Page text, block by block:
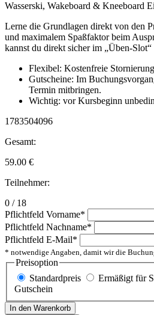
Wasserski, Wakeboard & Kneeboard
Lerne die Grundlagen direkt von den
und maximalem Spaßfaktor beim
kannst du direkt sicher im „Üben-Slot“
Flexibel: Kostenfreie
Gutscheine: Im
Termin mitbringen.
Wichtig: vor Kursbeginn
1783504096
Gesamt:
59.00 €
Teilnehmer:
0 / 18
Pflichtfeld Vorname*
Pflichtfeld Nachname*
Pflichtfeld E-Mail*
* notwendige Angaben, damit wir die
Preisoption
Standardpreis
Ermäßigt für
Gutschein